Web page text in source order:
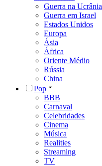
Guerra na Ucrânia
Guerra em Israel
Estados Unidos
Europa
Ásia
África
Oriente Médio
Rússia
China
Pop
BBB
Carnaval
Celebridades
Cinema
Música
Realities
Streaming
TV